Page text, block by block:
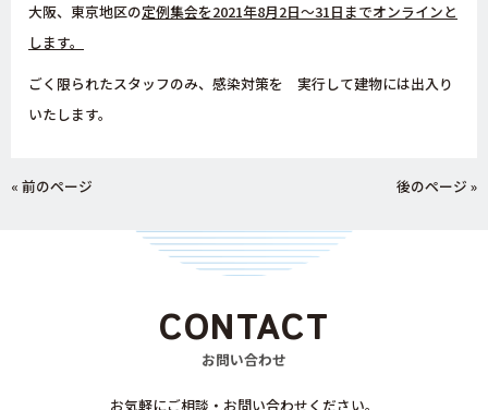
大阪、東京地区の定例集会を2021年8月2日～31日までオンラインと
します。
ごく限られたスタッフのみ、感染対策を 実行して建物には出入り
いたします。
« 前のページ 後のページ »
CONTACT
お問い合わせ
お気軽にご相談・お問い合わせください。